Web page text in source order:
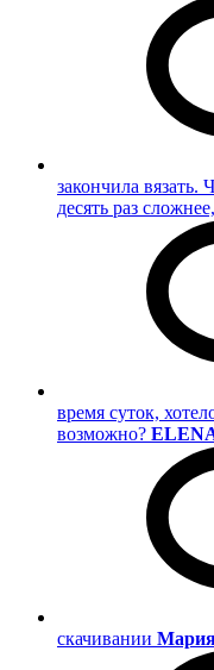
закончила вязать.
десять раз
время суток,
возможно?
скачивании